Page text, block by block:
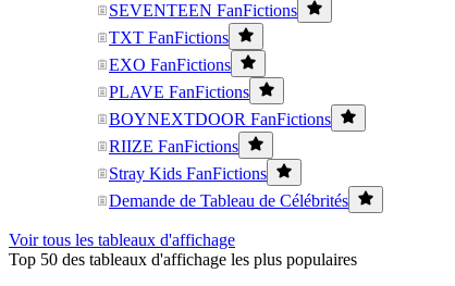
SEVENTEEN FanFictions
TXT FanFictions
EXO FanFictions
PLAVE FanFictions
BOYNEXTDOOR FanFictions
RIIZE FanFictions
Stray Kids FanFictions
Demande de Tableau de Célébrités
Voir tous les tableaux d'affichage
Top 50 des tableaux d'affichage les plus populaires